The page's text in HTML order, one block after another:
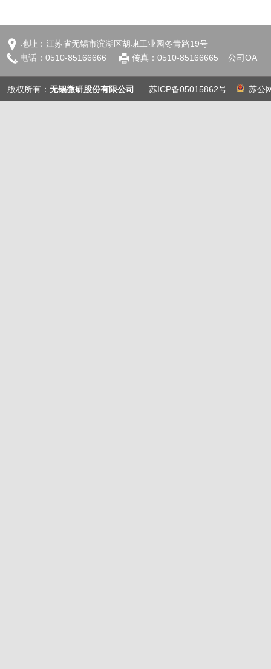
地址：江苏省无锡市滨湖区胡埭工业园冬青路19号
电话：0510-85166666
传真：0510-85166665 公司OA
版权所有： 无锡微研股份有限公司 苏ICP备05015862号 苏公